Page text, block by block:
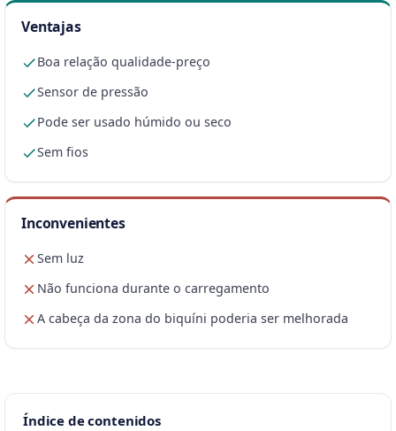
Ventajas
Boa relação qualidade-preço
Sensor de pressão
Pode ser usado húmido ou seco
Sem fios
Inconvenientes
Sem luz
Não funciona durante o carregamento
A cabeça da zona do biquíni poderia ser melhorada
Índice de contenidos